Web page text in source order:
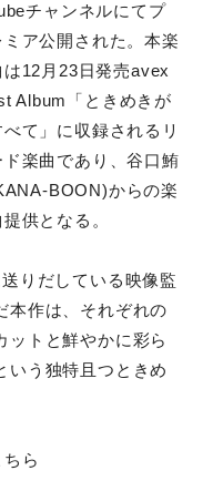
チャンネルにてプ
ミア公開された。本楽
は12月23日発売avex
Album「ときめきが
べて」に収録されるリ
ド楽曲であり、谷口鮪
BOON)からの楽
提供となる。
りだしている映像監
本作は、それぞれの
ットと鮮やかに彩ら
いう独特且つときめ
ら